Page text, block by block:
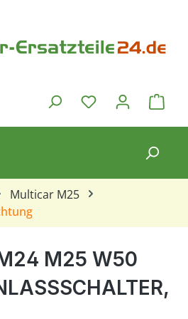
Du hast 0
Multicar M25
M25 W50